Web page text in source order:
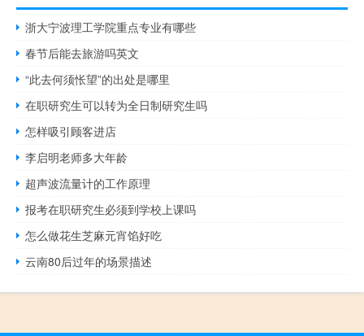
浙大宁波理工学院重点专业有哪些
春节后能去旅游吗英文
“此去何须怅望”的出处是哪里
在职研究生可以转为全日制研究生吗
怎样吸引顾客进店
李启明老师多大年龄
超声波流量计的工作原理
报考在职研究生必须到学校上课吗
怎么做花生芝麻元宵馅好吃
云南80后过年的场景描述